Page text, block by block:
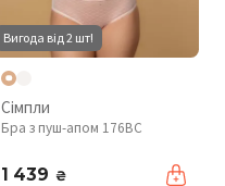
Вигода від 2 шт!
Сімпли
Бра з пуш-апом 176BC
1 439 ₴